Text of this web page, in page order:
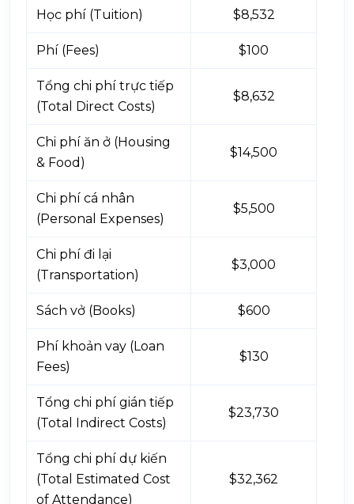
Học phí (Tuition) $8,532
Phí (Fees) $100
Tổng chi phí trực tiếp
(Total Direct Costs)
$8,632
Chi phí ăn ở (Housing
& Food)
$14,500
Chi phí cá nhân
(Personal Expenses)
$5,500
Chi phí đi lại
(Transportation)
$3,000
Sách vở (Books) $600
Phí khoản vay (Loan
Fees)
$130
Tổng chi phí gián tiếp
(Total Indirect Costs)
$23,730
Tổng chi phí dự kiến
(Total Estimated Cost
of Attendance)
$32,362